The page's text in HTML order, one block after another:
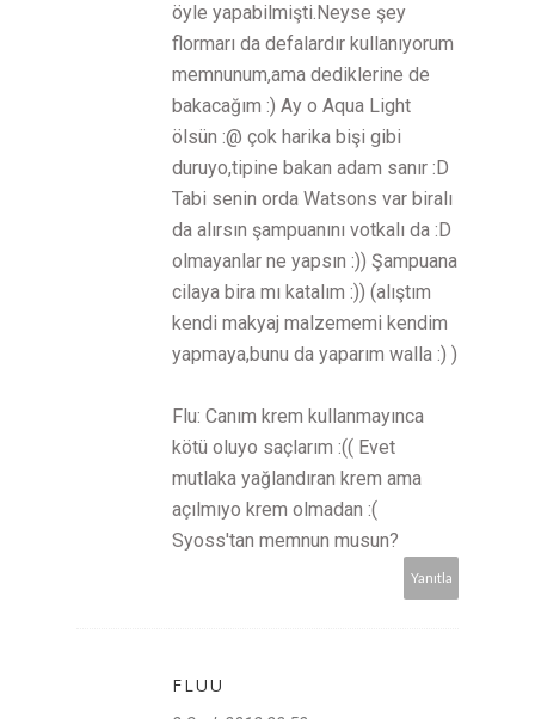
öyle yapabilmişti.Neyse şey
flormarı da defalardır kullanıyorum
memnunum,ama dediklerine de
bakacağım :) Ay o Aqua Light
ölsün :@ çok harika bişi gibi
duruyo,tipine bakan adam sanır :D
Tabi senin orda Watsons var biralı
da alırsın şampuanını votkalı da :D
olmayanlar ne yapsın :)) Şampuana
cilaya bira mı katalım :)) (alıştım
kendi makyaj malzememi kendim
yapmaya,bunu da yaparım walla :) )
Flu: Canım krem kullanmayınca
kötü oluyo saçlarım :(( Evet
mutlaka yağlandıran krem ama
açılmıyo krem olmadan :(
Syoss'tan memnun musun?
Yanıtla
FLUU